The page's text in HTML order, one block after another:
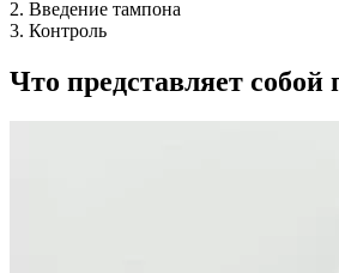
2. Введение тампона
3. Контроль
Что представляет собой